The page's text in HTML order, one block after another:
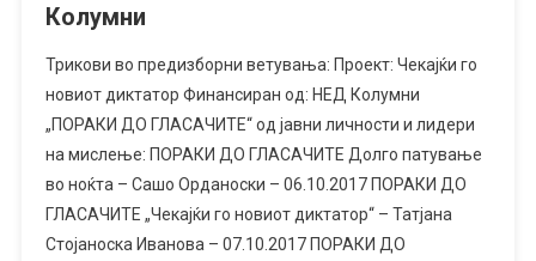
Колумни
Трикови во предизборни ветувања: Проект: Чекајќи го
новиот диктатор Финансиран од: НЕД Колумни
„ПОРАКИ ДО ГЛАСАЧИТЕ“ од јавни личности и лидери
на мислење: ПОРАКИ ДО ГЛАСАЧИТЕ Долго патување
во ноќта – Сашо Орданоски – 06.10.2017 ПОРАКИ ДО
ГЛАСАЧИТЕ „Чекајќи го новиот диктатор“ – Татјана
Стојаноска Иванова – 07.10.2017 ПОРАКИ ДО